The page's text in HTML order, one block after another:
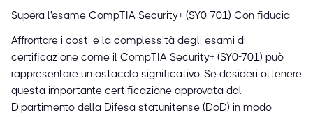
Supera l'esame CompTIA Security+ (SY0-701) Con fiducia
Affrontare i costi e la complessità degli esami di
certificazione come il CompTIA Security+ (SY0-701) può
rappresentare un ostacolo significativo. Se desideri ottenere
questa importante certificazione approvata dal
Dipartimento della Difesa statunitense (DoD) in modo